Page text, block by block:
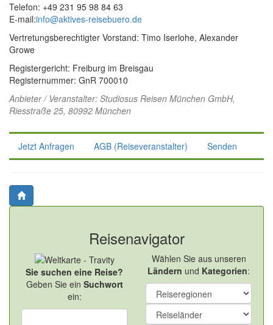
Telefon: +49 231 95 98 84 63
E-mail:info@aktives-reisebuero.de
Vertretungsberechtigter Vorstand: Timo Iserlohe, Alexander
Growe
Registergericht: Freiburg im Breisgau
Registernummer: GnR 700010
Anbieter / Veranstalter: Studiosus Reisen München GmbH,
Riesstraße 25, 80992 München
Jetzt Anfragen AGB (Reiseveranstalter) Senden
Reisenavigator
Sie suchen eine Reise?
Geben Sie ein Suchwort
ein:
Wählen Sie aus unseren
Ländern und Kategorien: